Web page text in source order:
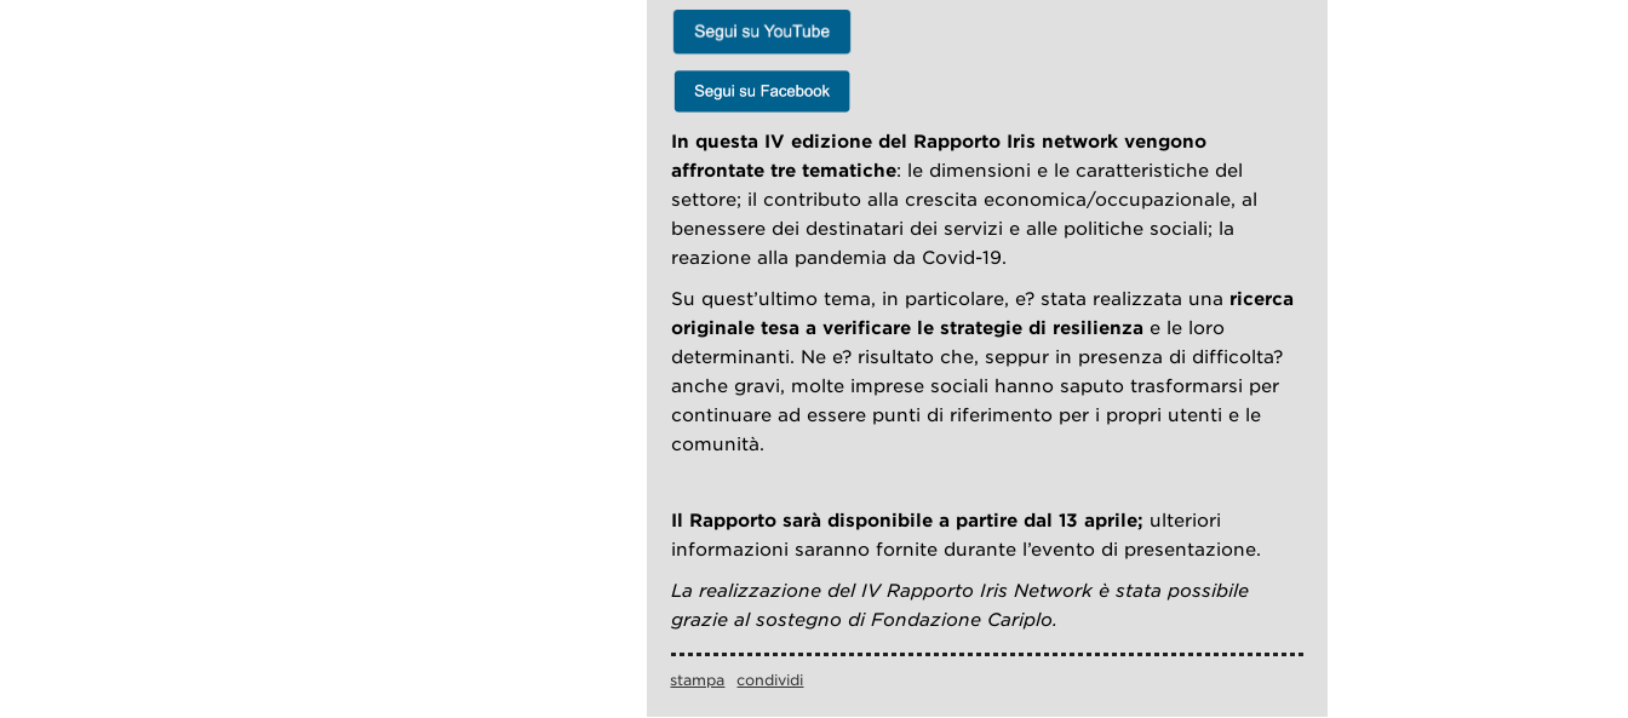
In questa IV edizione del Rapporto Iris network vengono
affrontate tre tematiche: le dimensioni e le caratteristiche del
settore; il contributo alla crescita economica/occupazionale, al
benessere dei destinatari dei servizi e alle politiche sociali; la
reazione alla pandemia da Covid-19.
Su quest’ultimo tema, in particolare, e? stata realizzata una ricerca
originale tesa a verificare le strategie di resilienza e le loro
determinanti. Ne e? risultato che, seppur in presenza di difficolta?
anche gravi, molte imprese sociali hanno saputo trasformarsi per
continuare ad essere punti di riferimento per i propri utenti e le
comunità.
Il Rapporto sarà disponibile a partire dal 13 aprile; ulteriori
informazioni saranno fornite durante l’evento di presentazione.
La realizzazione del IV Rapporto Iris Network è stata possibile
grazie al sostegno di Fondazione Cariplo.
stampa condividi